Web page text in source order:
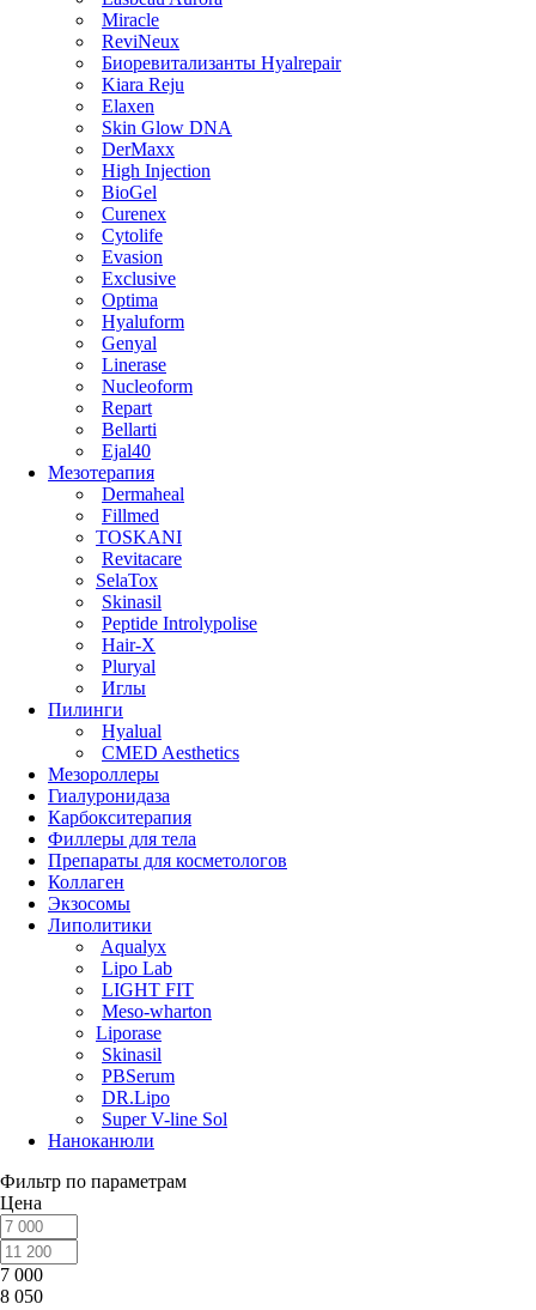
Miracle
ReviNeux
Биоревитализанты Hyalrepair
Kiara Reju
Elaxen
Skin Glow DNA
DerMaxx
High Injection
BioGel
Curenex
Cytolife
Evasion
Exclusive
Optima
Hyaluform
Genyal
Linerase
Nucleoform
Repart
Bellarti
Ejal40
Мезотерапия
Dermaheal
Fillmed
TOSKANI
Revitacare
SelaTox
Skinasil
Peptide Introlypolise
Hair-X
Pluryal
Иглы
Пилинги
Hyalual
CMED Aesthetics
Мезороллеры
Гиалуронидаза
Карбокситерапия
Филлеры для тела
Препараты для косметологов
Коллаген
Экзосомы
Липолитики
Aqualyx
Lipo Lab
LIGHT FIT
Meso-wharton
Liporase
Skinasil
PBSerum
DR.Lipo
Super V-line Sol
Наноканюли
Фильтр по параметрам
Цена
7 000
8 050